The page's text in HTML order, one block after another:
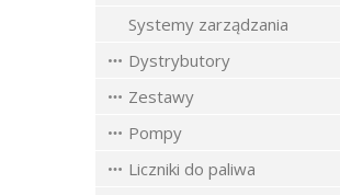
Systemy zarządzania
Dystrybutory
Zestawy
Pompy
Liczniki do paliwa